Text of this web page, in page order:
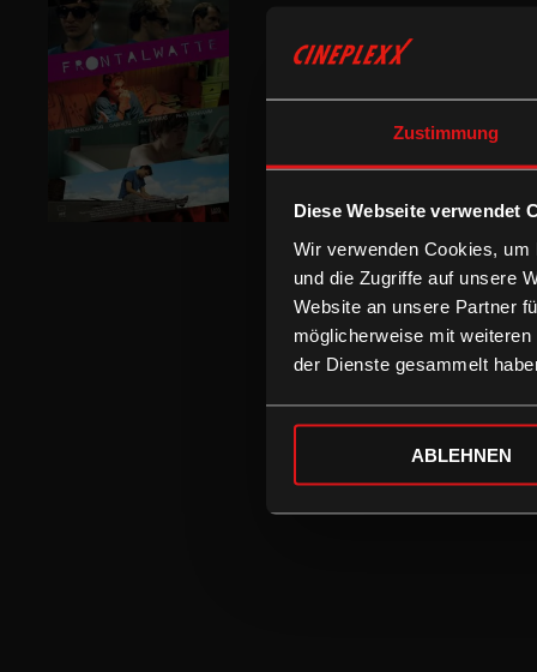
Zustimmung
Diese Webseite verwendet
Wir verwenden Cookies,
und die Zugriffe auf unsere
Website an unsere Partner
möglicherweise mit
der Dienste gesammelt
ABLEHNEN